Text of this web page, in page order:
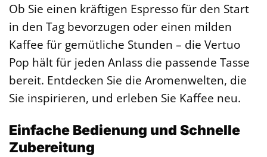
Ob Sie einen kräftigen Espresso für den Start
in den Tag bevorzugen oder einen milden
Kaffee für gemütliche Stunden – die Vertuo
Pop hält für jeden Anlass die passende Tasse
bereit. Entdecken Sie die Aromenwelten, die
Sie inspirieren, und erleben Sie Kaffee neu.
Einfache Bedienung und Schnelle
Zubereitung